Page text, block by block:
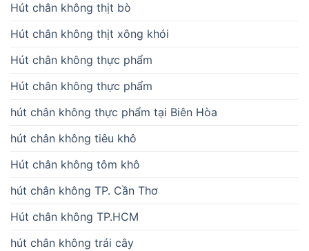
Hút chân không thịt bò
Hút chân không thịt xông khói
Hút chân không thực phẩm
Hút chân không thực phẩm
hút chân không thực phẩm tại Biên Hòa
hút chân không tiêu khô
Hút chân không tôm khô
hút chân không TP. Cần Thơ
Hút chân không TP.HCM
hút chân không trái cây